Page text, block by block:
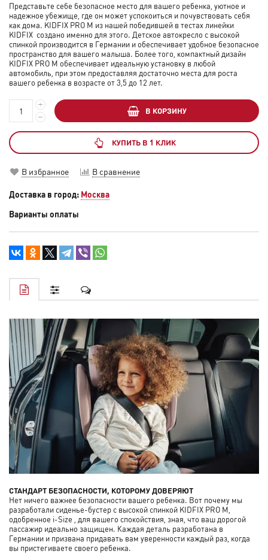
Представьте себе безопасное место для вашего ребенка, уютное и
надежное убежище, где он может успокоиться и почувствовать себя
как дома. KIDFIX PRO M из нашей победившей в тестах линейки
KIDFIX создано именно для этого. Детское автокресло с высокой
спинкой производится в Германии и обеспечивает удобное безопасное
пространство для вашего малыша. Более того, компактный дизайн
KIDFIX PRO M обеспечивает идеальную установку в любой
автомобиль, при этом предоставляя достаточно места для роста
вашего ребенка в возрасте от 3,5 до 12 лет.
В КОРЗИНУ
КУПИТЬ В 1 КЛИК
В избранное В сравнение
Доставка в город: Москва
Варианты оплаты
СТАНДАРТ БЕЗОПАСНОСТИ, КОТОРОМУ ДОВЕРЯЮТ
Нет ничего важнее безопасности вашего ребенка. Вот почему мы
разработали сиденье-бустер с высокой спинкой KIDFIX PRO M,
одобренное i-Size , для вашего спокойствия, зная, что ваш дорогой
пассажир идеально защищен. Каждая деталь разработана в
Германии и призвана придавать вам уверенности каждый раз, когда
вы пристегиваете своего ребенка.